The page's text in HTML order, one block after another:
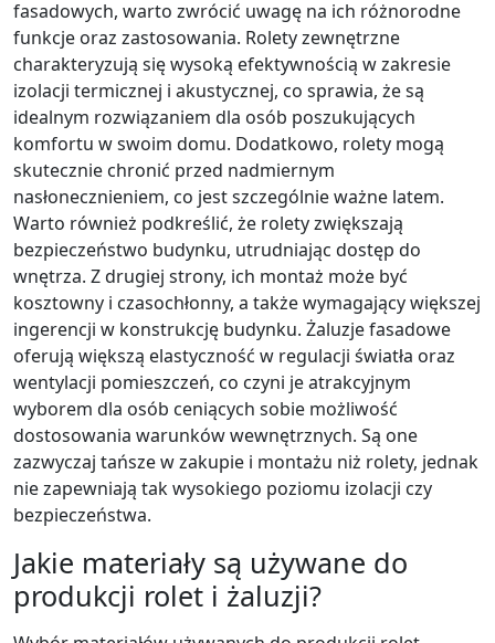
fasadowych, warto zwrócić uwagę na ich różnorodne
funkcje oraz zastosowania. Rolety zewnętrzne
charakteryzują się wysoką efektywnością w zakresie
izolacji termicznej i akustycznej, co sprawia, że są
idealnym rozwiązaniem dla osób poszukujących
komfortu w swoim domu. Dodatkowo, rolety mogą
skutecznie chronić przed nadmiernym
nasłonecznieniem, co jest szczególnie ważne latem.
Warto również podkreślić, że rolety zwiększają
bezpieczeństwo budynku, utrudniając dostęp do
wnętrza. Z drugiej strony, ich montaż może być
kosztowny i czasochłonny, a także wymagający większej
ingerencji w konstrukcję budynku. Żaluzje fasadowe
oferują większą elastyczność w regulacji światła oraz
wentylacji pomieszczeń, co czyni je atrakcyjnym
wyborem dla osób ceniących sobie możliwość
dostosowania warunków wewnętrznych. Są one
zazwyczaj tańsze w zakupie i montażu niż rolety, jednak
nie zapewniają tak wysokiego poziomu izolacji czy
bezpieczeństwa.
Jakie materiały są używane do
produkcji rolet i żaluzji?